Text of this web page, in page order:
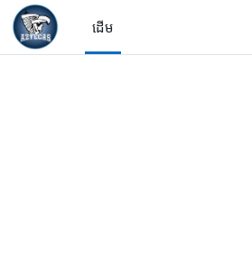
រំលងទៅកាន់មាតិកាមេ
ដើម